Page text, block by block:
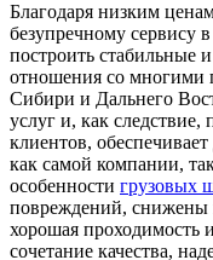
Благодаря низким
безупречному сервису
построить стабильные
отношения со многими
Сибири и Дальнего
услуг и, как
клиентов,
как самой компании,
особенности грузовых
повреждений, снижены
хорошая проходимость
сочетание качества,